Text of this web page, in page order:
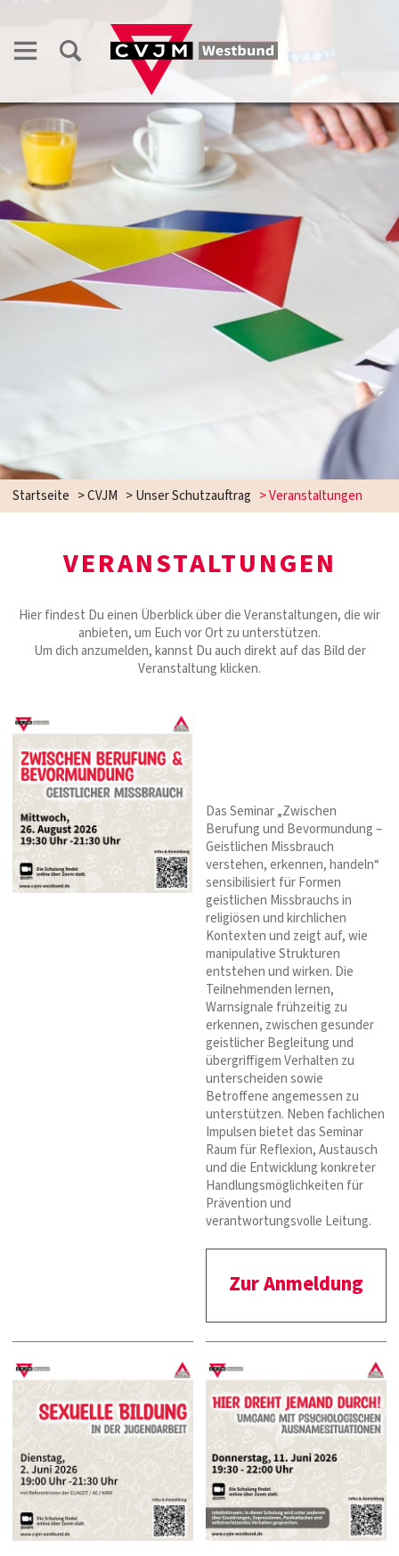
Startseite >CVJM >Unser Schutzauftrag >Veranstaltungen
VERANSTALTUNGEN
Hier findest Du einen Überblick über die Veranstaltungen, die wir
anbieten, um Euch vor Ort zu unterstützen.
Um dich anzumelden, kannst Du auch direkt auf das Bild der
Veranstaltung klicken.
Das Seminar „Zwischen
Berufung und Bevormundung –
Geistlichen Missbrauch
verstehen, erkennen, handeln“
sensibilisiert für Formen
geistlichen Missbrauchs in
religiösen und kirchlichen
Kontexten und zeigt auf, wie
manipulative Strukturen
entstehen und wirken. Die
Teilnehmenden lernen,
Warnsignale frühzeitig zu
erkennen, zwischen gesunder
geistlicher Begleitung und
übergriffigem Verhalten zu
unterscheiden sowie
Betroffene angemessen zu
unterstützen. Neben fachlichen
Impulsen bietet das Seminar
Raum für Reflexion, Austausch
und die Entwicklung konkreter
Handlungsmöglichkeiten für
Prävention und
verantwortungsvolle Leitung.
Zur Anmeldung